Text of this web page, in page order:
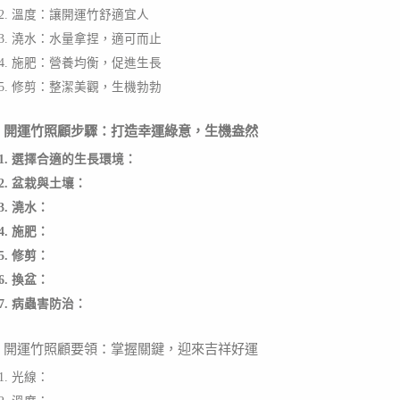
溫度：讓開運竹舒適宜人
澆水：水量拿捏，適可而止
施肥：營養均衡，促進生長
修剪：整潔美觀，生機勃勃
開運竹照顧步驟：打造幸運綠意，生機盎然
選擇合適的生長環境：
盆栽與土壤：
澆水：
施肥：
修剪：
換盆：
病蟲害防治：
開運竹照顧要領：掌握關鍵，迎來吉祥好運
光線：